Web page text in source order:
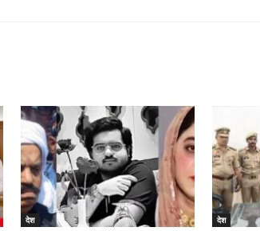
देश देश